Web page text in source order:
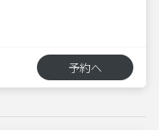
予約へ